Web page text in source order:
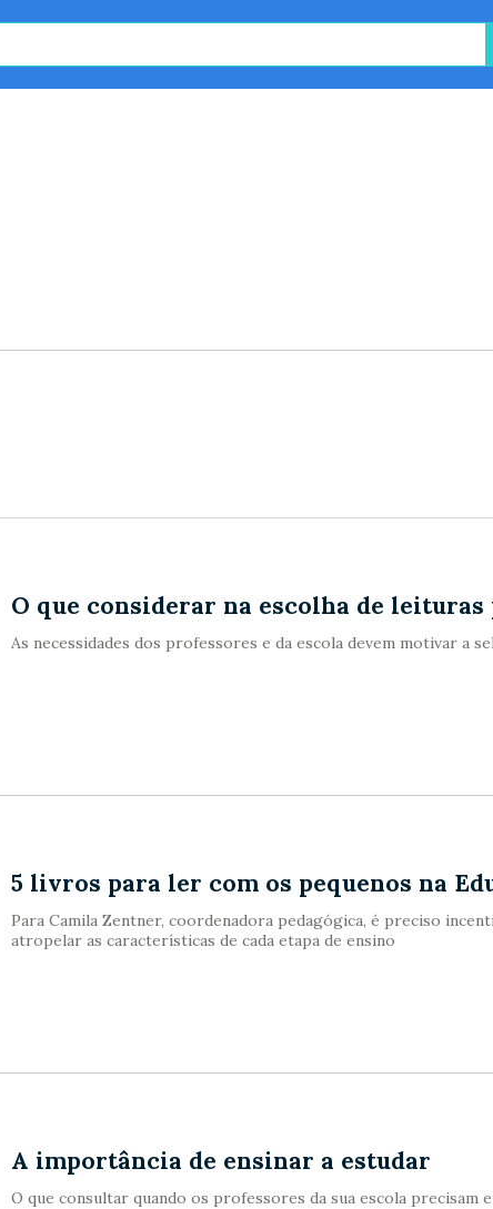
Minha Escola Equipe e comunidade
O que considerar na escolha de leituras
As necessidades dos professores e da escola devem motivar a
5 livros para ler com os pequenos na
Para Camila Zentner, coordenadora pedagógica, é preciso
atropelar as características de cada etapa de ensino
A importância de ensinar a estudar
O que consultar quando os professores da sua escola precisam